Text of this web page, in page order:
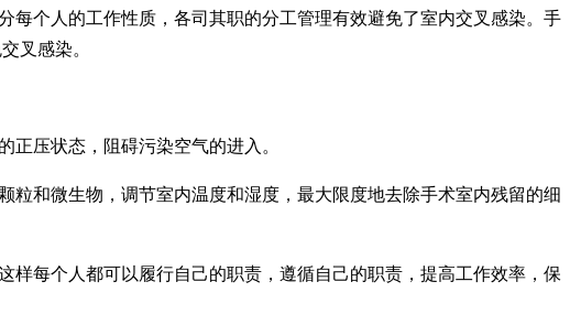
个人的工作性质，各司其职的分工管理有效避免了室内交叉感染。手
叉感染。
压状态，阻碍污染空气的进入。
和微生物，调节室内温度和湿度，最大限度地去除手术室内残留的细
每个人都可以履行自己的职责，遵循自己的职责，提高工作效率，保